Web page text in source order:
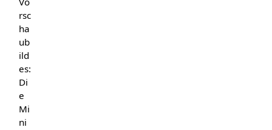
rsc
ha
ub
ild
es:
Di
e
Mi
ni